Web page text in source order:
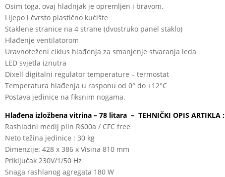
Osim toga, ovaj hladnjak je opremljen i bravom.
Lijepo i čvrsto plastično kućište
Staklene stranice na 4 strane (dvostruko panel staklo)
Hlađenje ventilatorom
Uravnoteženi ciklus hlađenja za smanjenje stvaranja leda
LED svjetla iznutra
Dixell digitalni regulator temperature – termostat
Temperatura hlađenja u rasponu od 0° do +12°C
Postava jedinice na fiksnim nogama.
Hlađena izložbena vitrina – 78 litara – TEHNIČKI OPIS ARTIKLA :
Rashladni medij plin R600a / CFC free
Neto težina jedinice : 30 kg
Dimenzije: 428 x 386 x Visina 810 mm
Priključak 230V/1/50 Hz
Snaga rashlanog agregata 180 W